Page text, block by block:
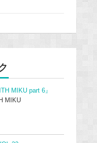
MIKU part 6』
MIKU